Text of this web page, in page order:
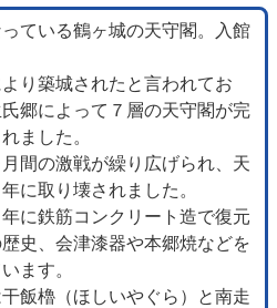
ている鶴ヶ城の天守閣。入館
り築城されたと言われてお
郷によって７層の天守閣が完
ました。
間の激戦が繰り広げられ、天
に取り壊されました。
に鉄筋コンクリート造で復元
史、会津漆器や本郷焼などを
ます。
飯櫓（ほしいやぐら）と南走